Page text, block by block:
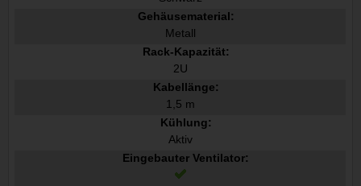
Gehäusematerial:
Metall
Rack-Kapazität:
2U
Kabellänge:
1,5 m
Kühlung:
Aktiv
Eingebauter Ventilator: